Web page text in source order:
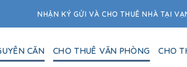
NHẬN KÝ GỬI VÀ CHO THUÊ NHÀ TẠI
CĂN CHO THUÊ VĂN PHÒNG CHO